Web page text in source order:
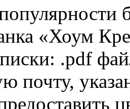
«Хоум
.pdf
почту,